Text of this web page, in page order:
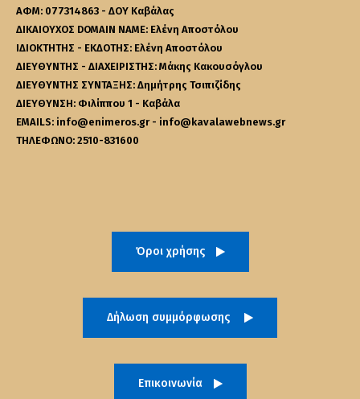
ΑΦΜ: 077314863 - ΔΟΥ Καβάλας
ΔΙΚΑΙΟΥΧΟΣ DOMAIN NAME: Ελένη Αποστόλου
ΙΔΙΟΚΤΗΤΗΣ - ΕΚΔΟΤΗΣ: Ελένη Αποστόλου
ΔΙΕΥΘΥΝΤΗΣ - ΔΙΑΧΕΙΡΙΣΤΗΣ: Μάκης Κακουσόγλου
ΔΙΕΥΘΥΝΤΗΣ ΣΥΝΤΑΞΗΣ: Δημήτρης Τσιπιζίδης
ΔΙΕΥΘΥΝΣΗ: Φιλίππου 1 - Καβάλα
EMAILS: info@enimeros.gr - info@kavalawebnews.gr
ΤΗΛΕΦΩΝΟ: 2510-831600
Όροι χρήσης
Δήλωση συμμόρφωσης
Επικοινωνία